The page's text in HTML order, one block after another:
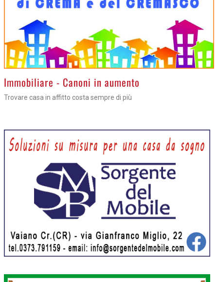
>Immobiliare - Canoni in aumento
Trovare casa in affitto costa sempre di più